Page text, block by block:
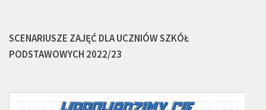
SCENARIUSZE ZAJĘĆ DLA UCZNIÓW SZKÓŁ
PODSTAWOWYCH 2022/23